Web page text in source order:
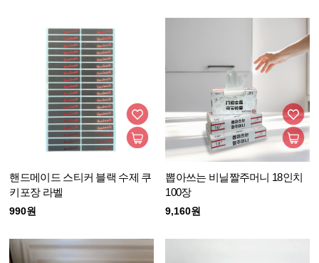
핸드메이드 스티커 블랙 수제 쿠
키포장 라벨
990원
뽑아쓰는 비닐짤주머니 18인치
100장
9,160원